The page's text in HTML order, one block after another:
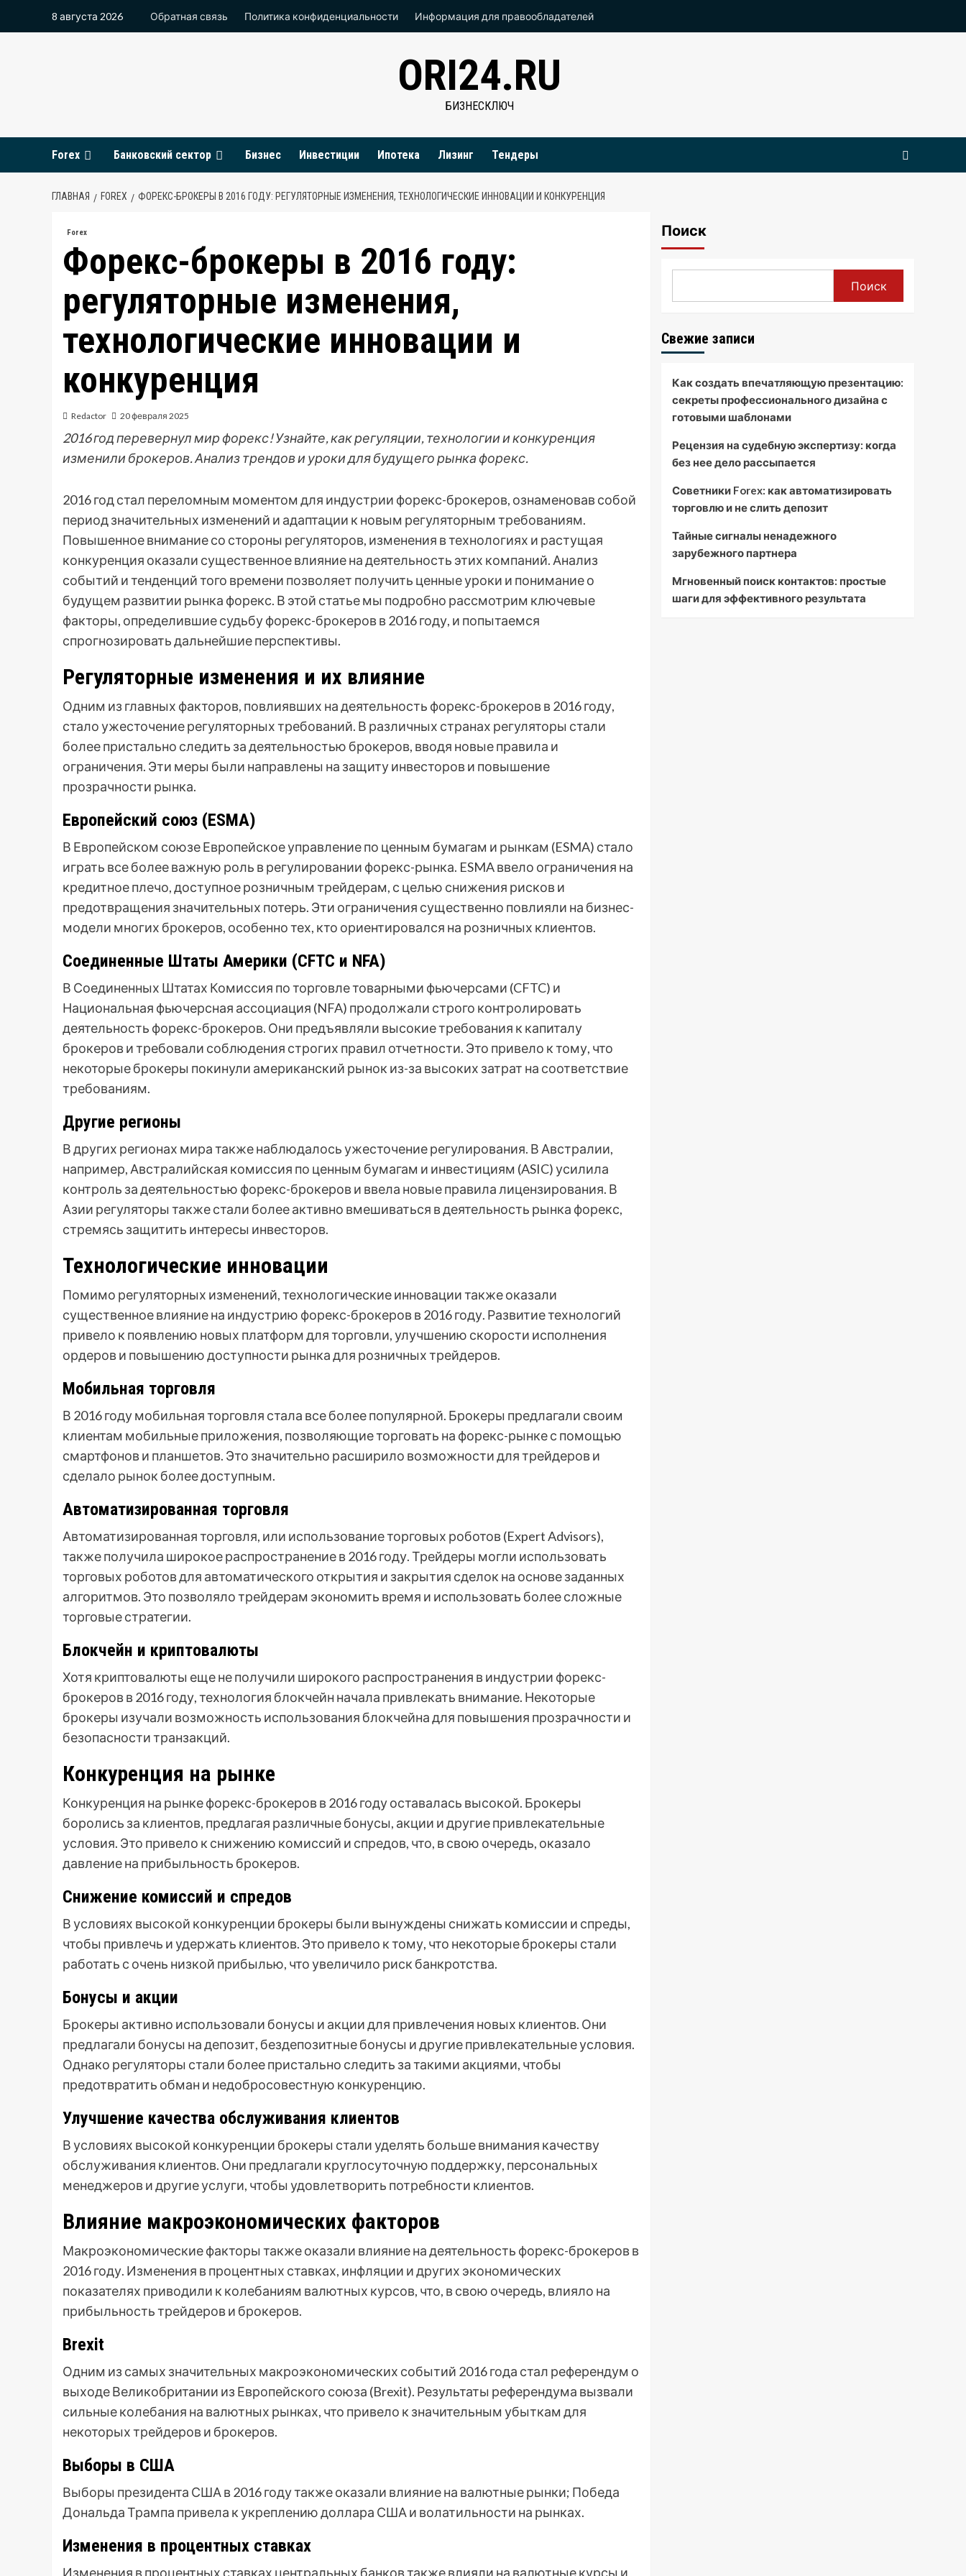
8 августа 2026 Обратная связь Политика конфиденциальности Информация для правообладателей
ORI24.RU
БИЗНЕСКЛЮЧ
Forex Банковский сектор Бизнес Инвестиции Ипотека Лизинг Тендеры
ГЛАВНАЯ FOREX ФОРЕКС-БРОКЕРЫ В 2016 ГОДУ: РЕГУЛЯТОРНЫЕ ИЗМЕНЕНИЯ, ТЕХНОЛОГИЧЕСКИЕ ИННОВАЦИИ И КОНКУРЕНЦИЯ
Forex
Форекс-брокеры в 2016 году:
регуляторные изменения,
технологические инновации и
конкуренция
Redactor 20 февраля 2025
2016 год перевернул мир форекс! Узнайте, как регуляции, технологии и конкуренция
изменили брокеров. Анализ трендов и уроки для будущего рынка форекс.
2016 год стал переломным моментом для индустрии форекс-брокеров, ознаменовав собой
период значительных изменений и адаптации к новым регуляторным требованиям.
Повышенное внимание со стороны регуляторов, изменения в технологиях и растущая
конкуренция оказали существенное влияние на деятельность этих компаний. Анализ
событий и тенденций того времени позволяет получить ценные уроки и понимание о
будущем развитии рынка форекс. В этой статье мы подробно рассмотрим ключевые
факторы, определившие судьбу форекс-брокеров в 2016 году, и попытаемся
спрогнозировать дальнейшие перспективы.
Регуляторные изменения и их влияние
Одним из главных факторов, повлиявших на деятельность форекс-брокеров в 2016 году,
стало ужесточение регуляторных требований. В различных странах регуляторы стали
более пристально следить за деятельностью брокеров, вводя новые правила и
ограничения. Эти меры были направлены на защиту инвесторов и повышение
прозрачности рынка.
Европейский союз (ESMA)
В Европейском союзе Европейское управление по ценным бумагам и рынкам (ESMA) стало
играть все более важную роль в регулировании форекс-рынка. ESMA ввело ограничения на
кредитное плечо, доступное розничным трейдерам, с целью снижения рисков и
предотвращения значительных потерь. Эти ограничения существенно повлияли на бизнес-
модели многих брокеров, особенно тех, кто ориентировался на розничных клиентов.
Соединенные Штаты Америки (CFTC и NFA)
В Соединенных Штатах Комиссия по торговле товарными фьючерсами (CFTC) и
Национальная фьючерсная ассоциация (NFA) продолжали строго контролировать
деятельность форекс-брокеров. Они предъявляли высокие требования к капиталу
брокеров и требовали соблюдения строгих правил отчетности. Это привело к тому, что
некоторые брокеры покинули американский рынок из-за высоких затрат на соответствие
требованиям.
Другие регионы
В других регионах мира также наблюдалось ужесточение регулирования. В Австралии,
например, Австралийская комиссия по ценным бумагам и инвестициям (ASIC) усилила
контроль за деятельностью форекс-брокеров и ввела новые правила лицензирования. В
Азии регуляторы также стали более активно вмешиваться в деятельность рынка форекс,
стремясь защитить интересы инвесторов.
Технологические инновации
Помимо регуляторных изменений, технологические инновации также оказали
существенное влияние на индустрию форекс-брокеров в 2016 году. Развитие технологий
привело к появлению новых платформ для торговли, улучшению скорости исполнения
ордеров и повышению доступности рынка для розничных трейдеров.
Мобильная торговля
В 2016 году мобильная торговля стала все более популярной. Брокеры предлагали своим
клиентам мобильные приложения, позволяющие торговать на форекс-рынке с помощью
смартфонов и планшетов. Это значительно расширило возможности для трейдеров и
сделало рынок более доступным.
Автоматизированная торговля
Автоматизированная торговля, или использование торговых роботов (Expert Advisors),
также получила широкое распространение в 2016 году. Трейдеры могли использовать
торговых роботов для автоматического открытия и закрытия сделок на основе заданных
алгоритмов. Это позволяло трейдерам экономить время и использовать более сложные
торговые стратегии.
Блокчейн и криптовалюты
Хотя криптовалюты еще не получили широкого распространения в индустрии форекс-
брокеров в 2016 году, технология блокчейн начала привлекать внимание. Некоторые
брокеры изучали возможность использования блокчейна для повышения прозрачности и
безопасности транзакций.
Конкуренция на рынке
Конкуренция на рынке форекс-брокеров в 2016 году оставалась высокой. Брокеры
боролись за клиентов, предлагая различные бонусы, акции и другие привлекательные
условия. Это привело к снижению комиссий и спредов, что, в свою очередь, оказало
давление на прибыльность брокеров.
Снижение комиссий и спредов
В условиях высокой конкуренции брокеры были вынуждены снижать комиссии и спреды,
чтобы привлечь и удержать клиентов. Это привело к тому, что некоторые брокеры стали
работать с очень низкой прибылью, что увеличило риск банкротства.
Бонусы и акции
Брокеры активно использовали бонусы и акции для привлечения новых клиентов. Они
предлагали бонусы на депозит, бездепозитные бонусы и другие привлекательные условия.
Однако регуляторы стали более пристально следить за такими акциями, чтобы
предотвратить обман и недобросовестную конкуренцию.
Улучшение качества обслуживания клиентов
В условиях высокой конкуренции брокеры стали уделять больше внимания качеству
обслуживания клиентов. Они предлагали круглосуточную поддержку, персональных
менеджеров и другие услуги, чтобы удовлетворить потребности клиентов.
Влияние макроэкономических факторов
Макроэкономические факторы также оказали влияние на деятельность форекс-брокеров в
2016 году. Изменения в процентных ставках, инфляции и других экономических
показателях приводили к колебаниям валютных курсов, что, в свою очередь, влияло на
прибыльность трейдеров и брокеров.
Brexit
Одним из самых значительных макроэкономических событий 2016 года стал референдум о
выходе Великобритании из Европейского союза (Brexit). Результаты референдума вызвали
сильные колебания на валютных рынках, что привело к значительным убыткам для
некоторых трейдеров и брокеров.
Выборы в США
Выборы президента США в 2016 году также оказали влияние на валютные рынки; Победа
Дональда Трампа привела к укреплению доллара США и волатильности на рынках.
Изменения в процентных ставках
Изменения в процентных ставках центральных банков также влияли на валютные курсы и
Поиск
Поиск
Свежие записи
Как создать впечатляющую презентацию:
секреты профессионального дизайна с
готовыми шаблонами
Рецензия на судебную экспертизу: когда
без нее дело рассыпается
Советники Forex: как автоматизировать
торговлю и не слить депозит
Тайные сигналы ненадежного
зарубежного партнера
Мгновенный поиск контактов: простые
шаги для эффективного результата